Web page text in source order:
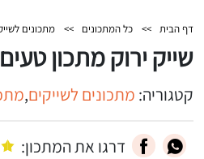
דף הבית >> כל המתכונים >> מתכונים
שייק ירוק מתכון
קטגוריה: מתכונים לשייקים,
דרגו את המתכון: